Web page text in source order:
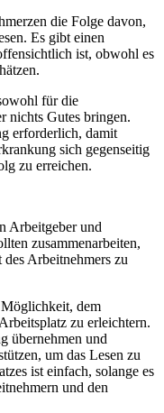
die Folge davon,
Es gibt einen
ist, obwohl es
für die
nichts Gutes bringen.
erforderlich, damit
sich gegenseitig
zu erreichen.
Arbeitgeber und
zusammenarbeiten,
Arbeitnehmers zu
dem
zu erleichtern.
übernehmen und
um das Lesen zu
ist einfach, solange es
und den